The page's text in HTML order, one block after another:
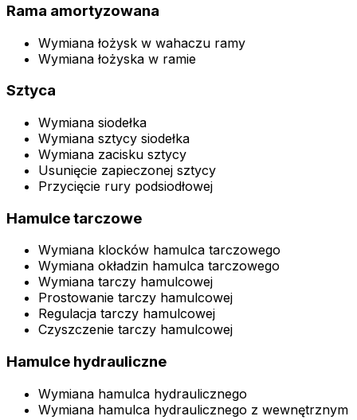
Rama amortyzowana
Wymiana łożysk w wahaczu ramy
Wymiana łożyska w ramie
Sztyca
Wymiana siodełka
Wymiana sztycy siodełka
Wymiana zacisku sztycy
Usunięcie zapieczonej sztycy
Przycięcie rury podsiodłowej
Hamulce tarczowe
Wymiana klocków hamulca tarczowego
Wymiana okładzin hamulca tarczowego
Wymiana tarczy hamulcowej
Prostowanie tarczy hamulcowej
Regulacja tarczy hamulcowej
Czyszczenie tarczy hamulcowej
Hamulce hydrauliczne
Wymiana hamulca hydraulicznego
Wymiana hamulca hydraulicznego z wewnętrznym